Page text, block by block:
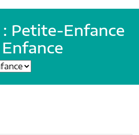
Petite-Enfance